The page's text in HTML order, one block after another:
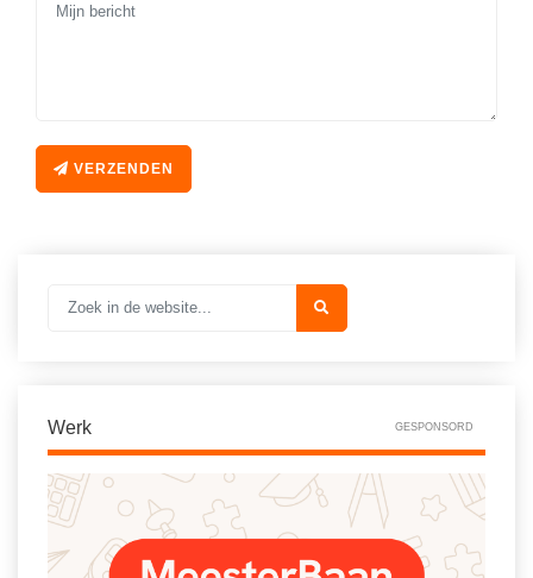
Sinterklaas
Studenten laptop
Huiswerkbegeleider worden
VERZENDEN
Werk GESPONSORD